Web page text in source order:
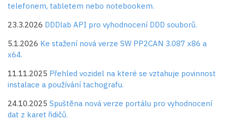
telefonem, tabletem nebo notebookem.
23.3.2026 DDDlab API pro vyhodnocení DDD souborů.
5.1.2026 Ke stažení nová verze SW PP2CAN 3.087 x86 a
x64.
11.11.2025 Přehled vozidel na které se vztahuje povinnost
instalace a používání tachografu.
24.10.2025 Spuštěna nová verze portálu pro vyhodnocení
dat z karet řidičů.